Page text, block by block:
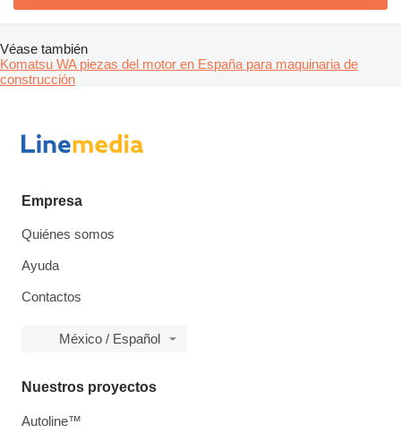
Véase también
Komatsu WA piezas del motor en España para maquinaria de
construcción
Empresa
Quiénes somos
Ayuda
Contactos
México / Español
Nuestros proyectos
Autoline™